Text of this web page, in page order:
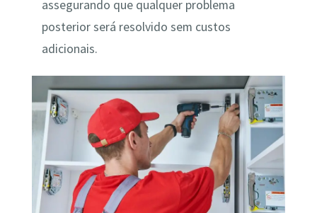
assegurando que qualquer problema
posterior será resolvido sem custos
adicionais.